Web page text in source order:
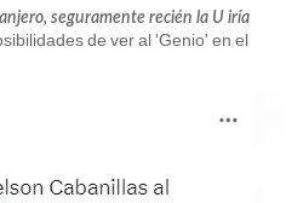
seguramente recién la U iría
de ver al 'Genio' en el